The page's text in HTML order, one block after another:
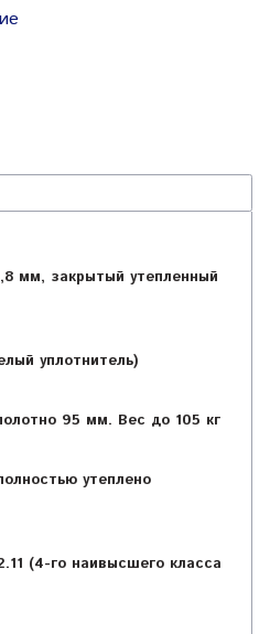
мм, закрытый утепленный
уплотнитель)
95 мм. Вес до 105 кг
утеплено
(4-го наивысшего класса